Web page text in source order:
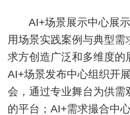
AI+场景展示中心展
用场景实践案例与典型需
求方创造广泛和多维度的
AI+场景发布中心组织开
会，通过专业舞台为供需
的平台；AI+需求撮合中